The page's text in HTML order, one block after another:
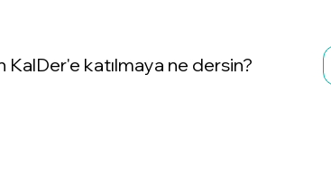
KalDer'e katılmaya ne dersin?